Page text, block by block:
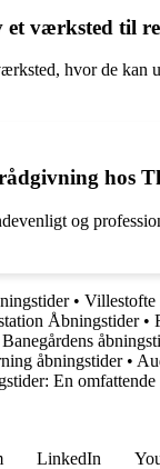
et værksted til
hvor de kan
hos
og
•
Åbningstider•
Banegårdens
åbningstider•
En omfattende
LinkedIn